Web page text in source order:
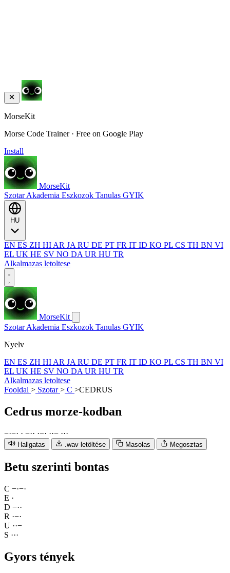
MorseKit
Morse Code Trainer · Free on Google Play
Install
MorseKit
SzotarAkademia Eszkozok Tanulas GYIK
EN ES ZH HI AR JA RU DE PT FR IT ID KO PL CS TH BN VI
EL UK HE SV NO DA UR HU TR
Alkalmazas letoltese
MorseKit
SzotarAkademia Eszkozok Tanulas GYIK
Nyelv
EN ES ZH HI AR JA RU DE PT FR IT ID KO PL CS TH BN VI
EL UK HE SV NO DA UR HU TR
Alkalmazas letoltese
Fooldal > Szotar> C >CEDRUS
Cedrus morze-kodban
−·−· · −·· ·−· ··− ···
Hallgatas .wav letöltése Masolas Megosztas
Betu szerinti bontas
C −·−·
E ·
D −··
R ·−·
U ··−
S ···
Gyors tények